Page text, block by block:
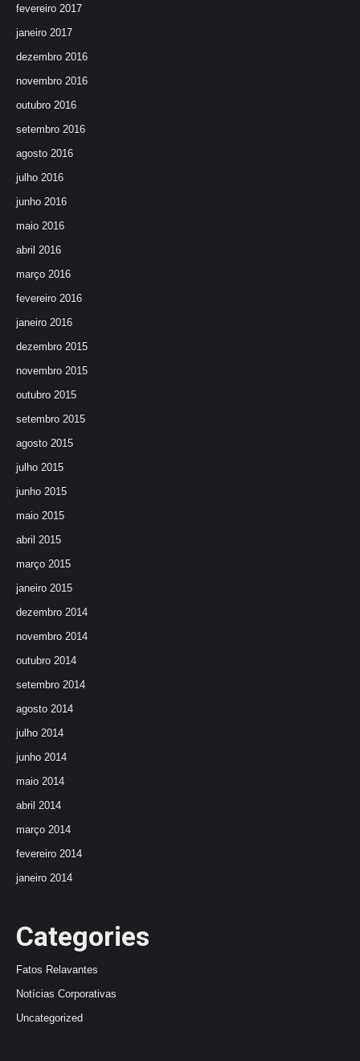
fevereiro 2017
janeiro 2017
dezembro 2016
novembro 2016
outubro 2016
setembro 2016
agosto 2016
julho 2016
junho 2016
maio 2016
abril 2016
março 2016
fevereiro 2016
janeiro 2016
dezembro 2015
novembro 2015
outubro 2015
setembro 2015
agosto 2015
julho 2015
junho 2015
maio 2015
abril 2015
março 2015
janeiro 2015
dezembro 2014
novembro 2014
outubro 2014
setembro 2014
agosto 2014
julho 2014
junho 2014
maio 2014
abril 2014
março 2014
fevereiro 2014
janeiro 2014
Categories
Fatos Relavantes
Notícias Corporativas
Uncategorized